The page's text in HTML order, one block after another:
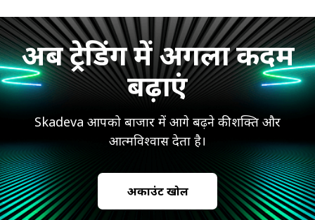
अब ट्रेडिंग में अगला कदम
बढ़ाएं
Skadeva आपको बाजार में आगे बढ़ने की शक्ति और
आत्मविश्वास देता है।
अकाउंट खोलें